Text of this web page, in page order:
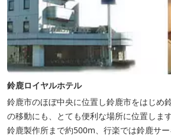
鈴鹿ロイヤルホテル
鈴鹿市のほぼ中央に位置し鈴鹿市をはじめ
の移動にも、とても便利な場所に位置しま
鈴鹿製作所まで約500m、行楽では鈴鹿サ